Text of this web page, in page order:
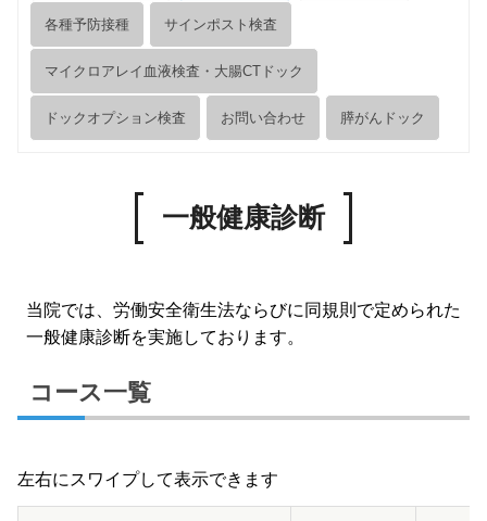
各種予防接種 サインポスト検査
マイクロアレイ血液検査・大腸CTドック
ドックオプション検査 お問い合わせ 膵がんドック
一般健康診断
当院では、労働安全衛生法ならびに同規則で定められた
一般健康診断を実施しております。
コース一覧